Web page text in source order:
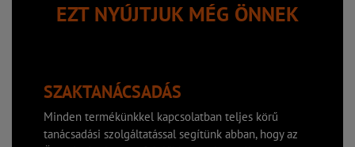
EZT NYÚJTJUK MÉG ÖNNEK
SZAKTANÁCSADÁS
Minden termékünkkel kapcsolatban teljes körű
tanácsadási szolgáltatással segítünk abban, hogy az